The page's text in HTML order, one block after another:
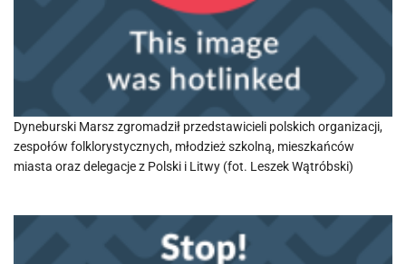
Dyneburski Marsz zgromadził przedstawicieli polskich organizacji,
zespołów folklorystycznych, młodzież szkolną, mieszkańców
miasta oraz delegacje z Polski i Litwy (fot. Leszek Wątróbski)